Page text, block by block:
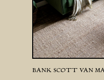
BANK SCOTT VAN